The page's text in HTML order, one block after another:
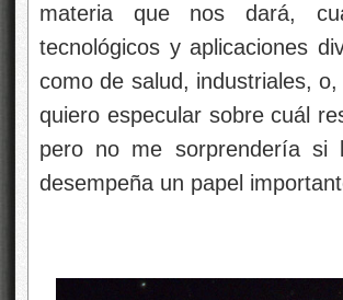
materia que nos dará,
tecnológicos y aplicaciones
como de salud, industriales,
quiero especular sobre cuál
pero no me sorprendería si
desempeña un papel